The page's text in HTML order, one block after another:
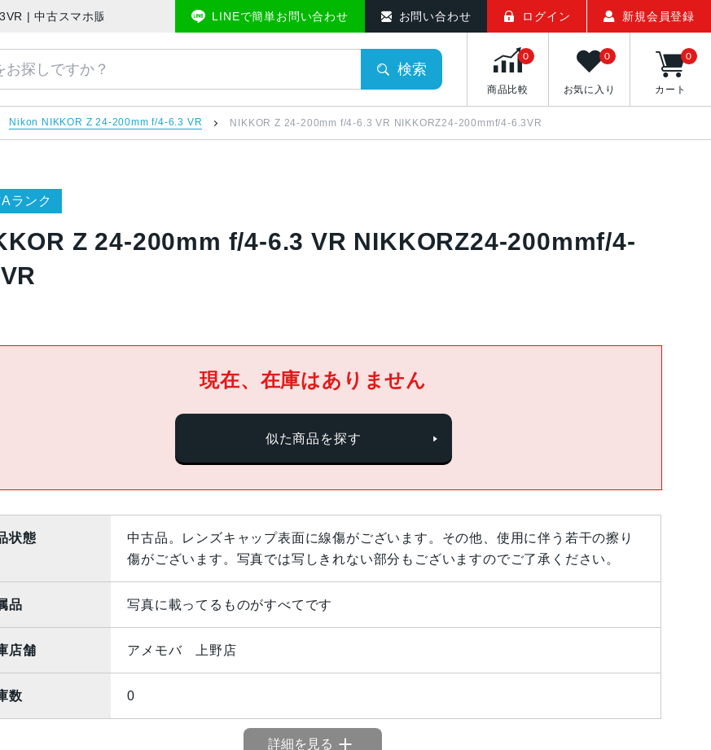
| 中古スマホ販売のアメモバマーケットLINEで簡単お問い合わせ お問い合わせ ログイン 新規会員登録
検索
商品比較
0
お気に入り
0
カート
0
Nikon NIKKOR Z 24-200mm f/4-6.3 VR NIKKOR Z 24-200mm f/4-6.3 VR NIKKORZ24-200mmf/4-6.3VR
ランク
Z 24-200mm f/4-6.3 VR NIKKORZ24-200mmf/4-
現在、在庫はありません
似た商品を探す
状態
中古品。レンズキャップ表面に線傷がございます。その他、使用に伴う若干の擦り
傷がございます。写真では写しきれない部分もございますのでご了承ください。
品 写真に載ってるものがすべてです
店舗 アメモバ 上野店
数 0
詳細を見る